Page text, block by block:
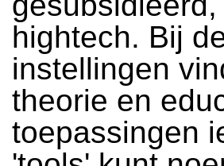
hightech. Bij
instellingen
theorie en
toepassingen